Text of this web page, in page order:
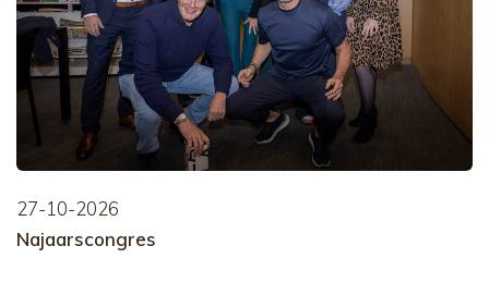
27-10-2026
Najaarscongres